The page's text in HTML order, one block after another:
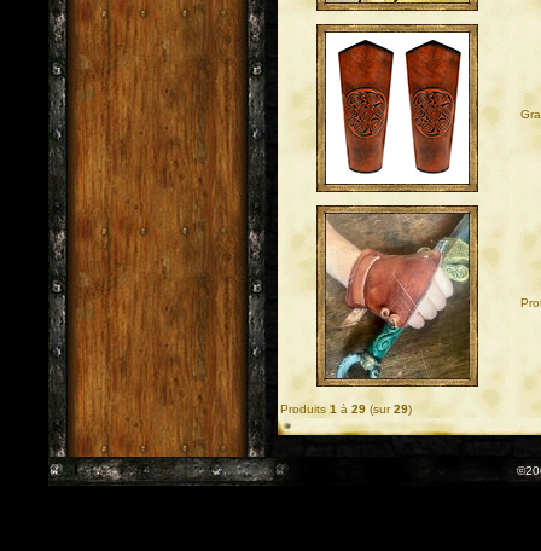
Produits1 à 29 (sur29)